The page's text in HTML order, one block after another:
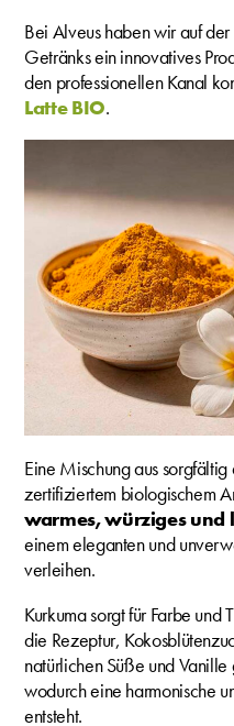
Bei Alveus haben wir auf
Getränks ein innovatives
den professionellen Kanal
Latte BIO.
Eine Mischung aus
zertifiziertem biologischem
warmes, würziges und
einem eleganten und
verleihen.
Kurkuma sorgt für Farbe und
die Rezeptur,
natürlichen Süße und
wodurch eine harmonische
entsteht.